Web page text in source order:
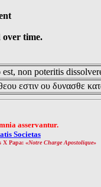
over time.
non poteritis
εστιν ου δυνασθε
asservantur.
Societas
X Papa: «Notre Charge Apostolique»